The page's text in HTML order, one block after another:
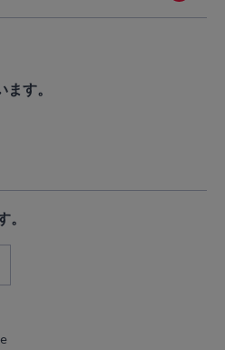
す。
。